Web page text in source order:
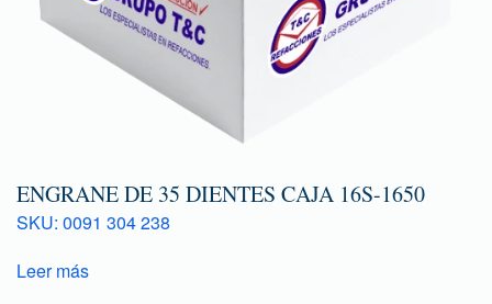
ENGRANE DE 35 DIENTES CAJA 16S-1650
SKU: 0091 304 238
Leer más